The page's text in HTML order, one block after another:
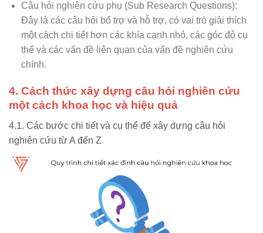
Câu hỏi nghiên cứu phụ (Sub Research Questions):
Đây là các câu hỏi bổ trợ và hỗ trợ, có vai trò giải thích
một cách chi tiết hơn các khía cạnh nhỏ, các góc độ cụ
thể và các vấn đề liên quan của vấn đề nghiên cứu
chính.
4. Cách thức xây dựng câu hỏi nghiên cứu
một cách khoa học và hiệu quả
4.1. Các bước chi tiết và cụ thể để xây dựng câu hỏi
nghiên cứu từ A đến Z